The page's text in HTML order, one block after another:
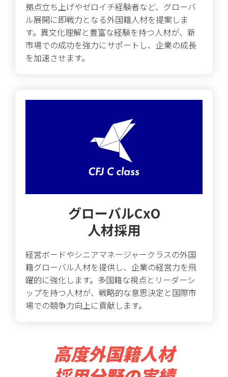
拠点立ち上げやゼロイチ経験者など、グローバ
ル展開に即戦力となる外国籍人材を提案しま
す。異文化理解と豊富な経験を持つ人材が、新
市場での成功を強力にサポートし、企業の成長
を加速させます。
グローバルCxO
人材採用
経営ボードやシニアマネージャークラスの外国
籍グローバル人材を提供し、企業の経営力を飛
躍的に強化します。多国籍な視点とリーダーシ
ップを持つ人材が、戦略的な意思決定と国際市
場での競争力向上に貢献します。
高度外国籍人材